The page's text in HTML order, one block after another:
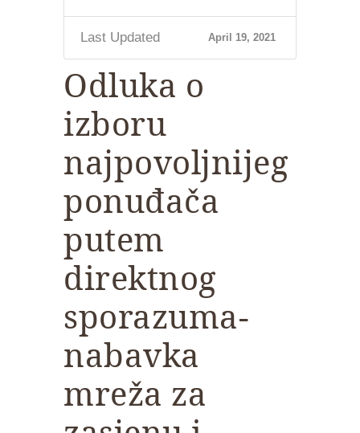
Last Updated April 19, 2021
Odluka o
izboru
najpovoljnijeg
ponuđača
putem
direktnog
sporazuma-
nabavka
mreža za